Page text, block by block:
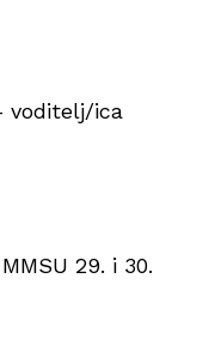
voditelj/ica
29. i 30.